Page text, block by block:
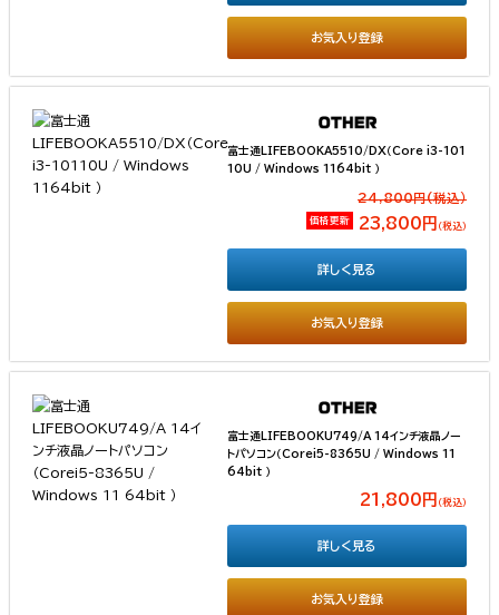
お気入り登録
富士通LIFEBOOKA5510/DX（Core i3-101
10U / Windows 1164bit ）
24,800円(税込）
価格更新 23,800円 （税込）
お気入り登録
詳しく見る
富士通LIFEBOOKU749/A 14インチ液晶ノー
トパソコン（Corei5-8365U / Windows 11
64bit ）
21,800円 （税込）
お気入り登録
詳しく見る